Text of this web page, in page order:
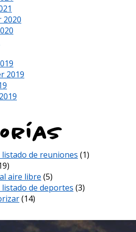
2020
2019
listado de reuniones (1)
aire libre (5)
listado de deportes (3)
(14)